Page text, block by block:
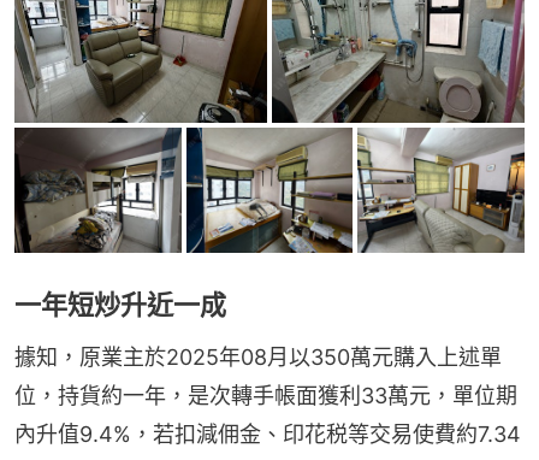
一年短炒升近一成
據知，原業主於2025年08月以350萬元購入上述單
位，持貨約一年，是次轉手帳面獲利33萬元，單位期
內升值9.4%，若扣減佣金、印花税等交易使費約7.34